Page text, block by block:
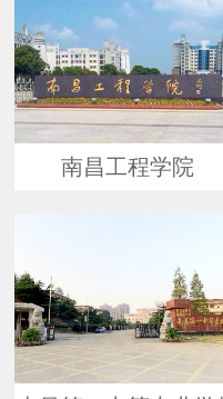
南昌工程学院